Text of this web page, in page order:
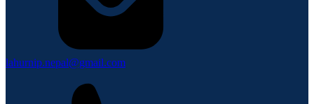
lahurnip.nepal@gmail.com